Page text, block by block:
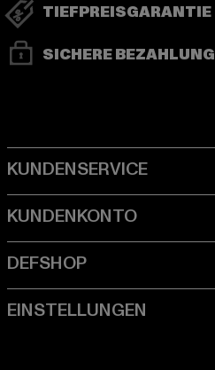
TIEFPREISGARANTIE
SICHERE BEZAHLUNG